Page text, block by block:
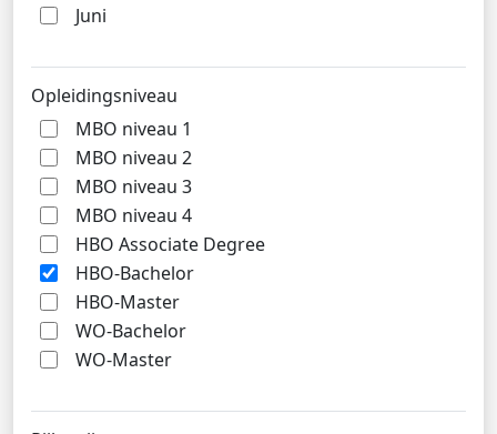
Juni
Opleidingsniveau
MBO niveau 1
MBO niveau 2
MBO niveau 3
MBO niveau 4
HBO Associate Degree
HBO-Bachelor
HBO-Master
WO-Bachelor
WO-Master